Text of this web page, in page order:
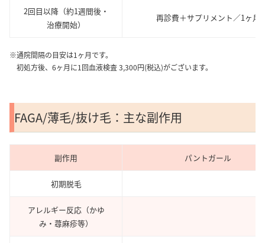
2回目以降（約1週間後・
治療開始）
再診費＋サプリメント／1ヶ月
※通院間隔の目安は1ヶ月です。
初処方後、6ヶ月に1回血液検査 3,300円(税込)がございます。
FAGA/薄毛/抜け毛：主な副作用
副作用 パントガール
初期脱毛
アレルギー反応（かゆ
み・蕁麻疹等）